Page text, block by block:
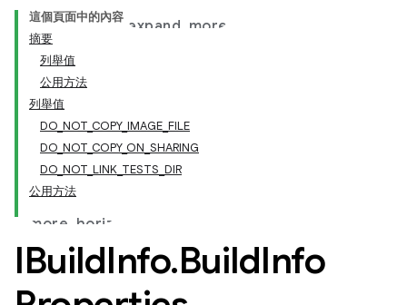
這個頁面中的內容
摘要
列舉值
公用方法
列舉值
DO_NOT_COPY_IMAGE_FILE
DO_NOT_COPY_ON_SHARING
DO_NOT_LINK_TESTS_DIR
公用方法
IBuildInfo.BuildInfo